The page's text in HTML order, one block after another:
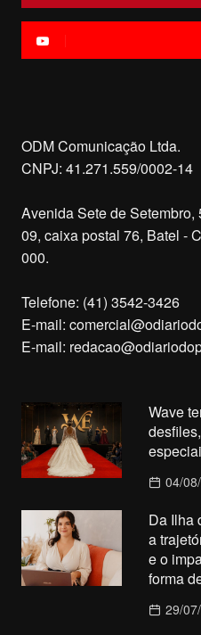
ODM Comunicação Ltda.
CNPJ: 41.271.559/0002-14
Avenida Sete de
09, caixa postal 76, Batel -
000.
Telefone: (41) 3542-3426
E-mail:
E-mail:
Wave
04/
Da Ilha
a
e o
forma
29/